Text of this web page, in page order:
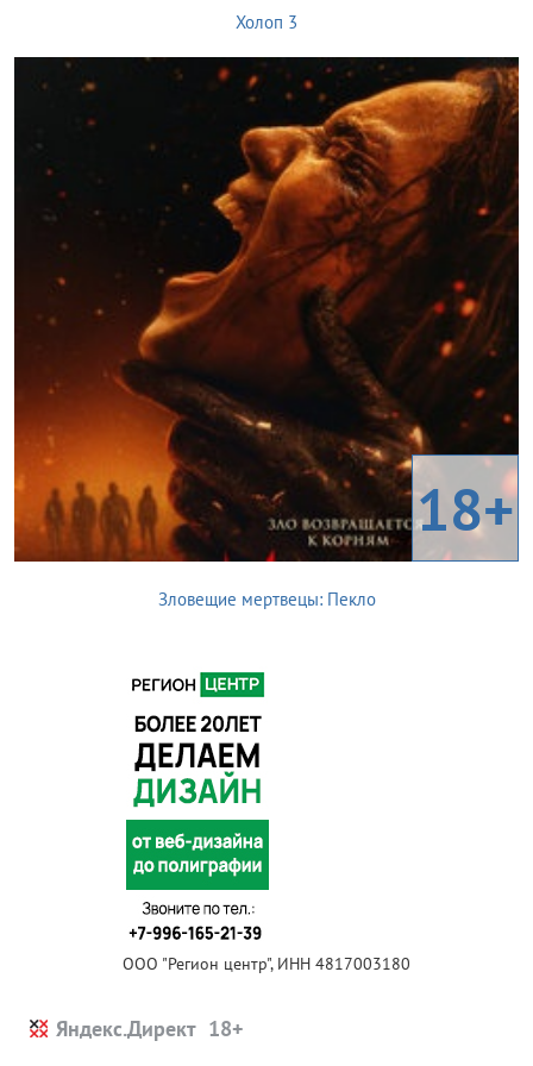
Холоп 3
18+
Зловещие мертвецы: Пекло
ООО "Регион центр", ИНН 4817003180
Яндекс.Директ